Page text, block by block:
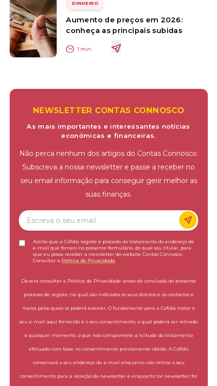
DINHEIRO
Aumento de preços em 2026:
conheça as principais subidas
1 min
NEWSLETTER CONTAS CONNOSCO
As mais importantes e interessantes notícias
económicas e financeiras.
Não perca nenhum dos artigos do Contas Connosco.
Subscreva a nossa newsletter e passe a receber no
seu email informação para conseguir gerir melhor as
suas finanças.
Aceito que a Cofidis registe e proceda ao tratamento do endereço de
e-mail que forneci no presente formulário, do qual sou titular, para
que eu possa receber a newsletter do website Contas Connosco.
Consultar a Política de Privacidade
Deverá consultar a Política de Privacidade antes da conclusão do presente
processo de registo, na qual são indicados os seus direitos e os contactos e
meios pelos quais os poderá exercer. O fundamento para a Cofidis tratar o
seu e-mail aqui fornecido é o seu consentimento, o qual poderá ser retirado
a qualquer momento, o que não compromete a licitude do tratamento
efetuado com base no consentimento previamente obtido. A Cofidis
conservará o seu endereço de e-mail enquanto não retirar o seu
consentimento para a receção da newsletter e enquanto tal newsletter for